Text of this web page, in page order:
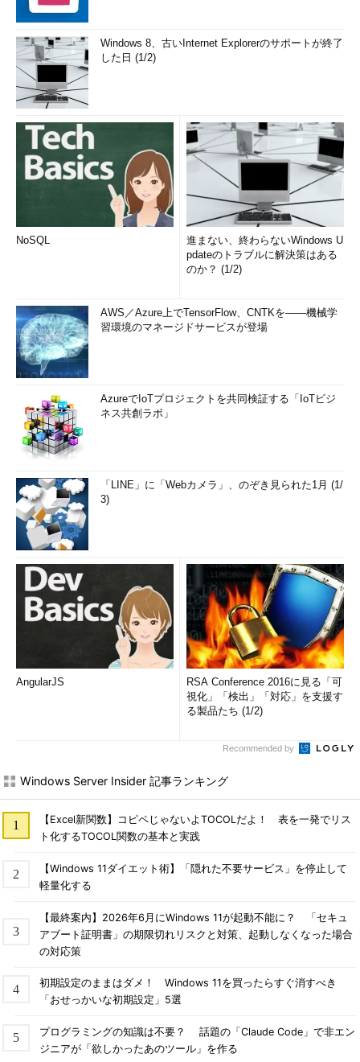
Windows 8、古いInternet Explorerのサポートが終了
した日 (1/2)
NoSQL
進まない、終わらないWindows U
pdateのトラブルに解決策はある
のか？ (1/2)
AWS／Azure上でTensorFlow、CNTKを――機械学
習環境のマネージドサービスが登場
AzureでIoTプロジェクトを共同検証する「IoTビジ
ネス共創ラボ」
「LINE」に「Webカメラ」、のぞき見られた1月 (1/
3)
AngularJS
RSA Conference 2016に見る「可
視化」「検出」「対応」を支援す
る製品たち (1/2)
Recommended by
Windows Server Insider 記事ランキング
【Excel新関数】コピペじゃないよTOCOLだよ！ 表を一発でリス
ト化するTOCOL関数の基本と実践
【Windows 11ダイエット術】「隠れた不要サービス」を停止して
軽量化する
【最終案内】2026年6月にWindows 11が起動不能に？ 「セキュ
アブート証明書」の期限切れリスクと対策、起動しなくなった場合
の対応策
初期設定のままはダメ！ Windows 11を買ったらすぐ消すべき
「おせっかいな初期設定」5選
プログラミングの知識は不要？ 話題の「Claude Code」で非エン
ジニアが「欲しかったあのツール」を作る